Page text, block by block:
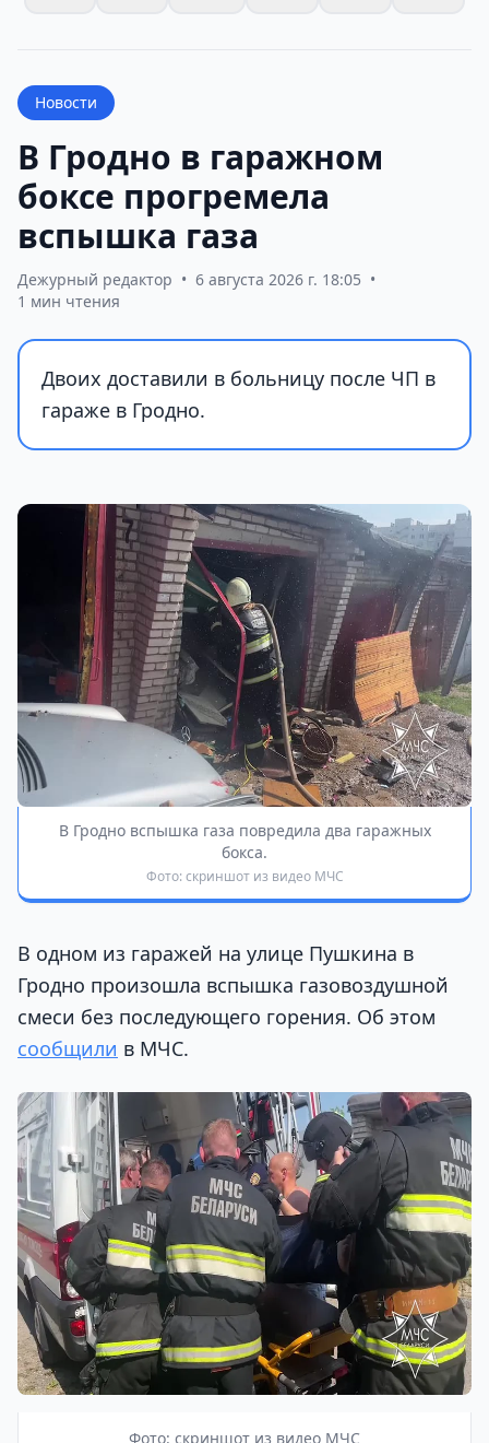
Новости
В Гродно в гаражном
боксе прогремела
вспышка газа
Дежурный редактор • 6 августа 2026 г. 18:05 •
1 мин чтения
Двоих доставили в больницу после ЧП в
гараже в Гродно.
В Гродно вспышка газа повредила два гаражных
бокса.
Фото: скриншот из видео МЧС
В одном из гаражей на улице Пушкина в
Гродно произошла вспышка газовоздушной
смеси без последующего горения. Об этом
сообщили в МЧС.
Фото: скриншот из видео МЧС